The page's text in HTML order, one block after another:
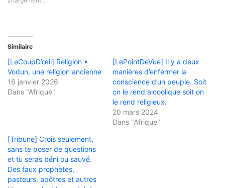
Similaire
[LeCoupD’œil] Religion •
Vodun, une religion ancienne
16 janvier 2026
Dans "Afrique"
[LePointDeVue] Il y a deux
manières d’enfermer la
conscience d’un peuple. Soit
on le rend alcoolique soit on
le rend religieux.
20 mars 2024
Dans "Afrique"
[Tribune] Crois seulement,
sans te poser de questions
et tu seras béni ou sauvé.
Des faux prophètes,
pasteurs, apôtres et autres